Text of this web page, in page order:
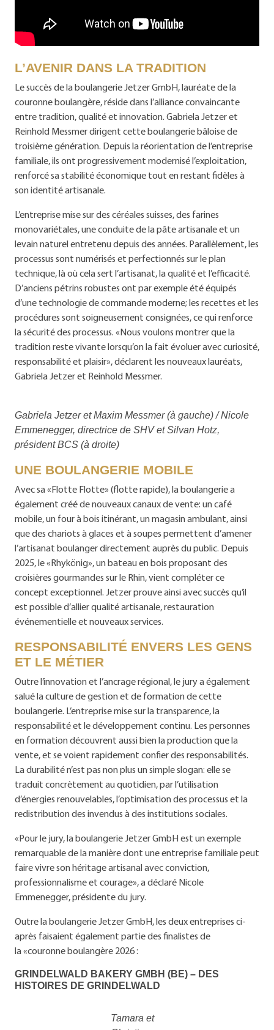
L’AVENIR DANS LA TRADITION
Le succès de la boulangerie Jetzer GmbH, lauréate de la
couronne boulangère, réside dans l’alliance convaincante
entre tradition, qualité et innovation. Gabriela Jetzer et
Reinhold Messmer dirigent cette boulangerie bâloise de
troisième génération. Depuis la réorientation de l’entreprise
familiale, ils ont progressivement modernisé l’exploitation,
renforcé sa stabilité économique tout en restant fidèles à
son identité artisanale.
L’entreprise mise sur des céréales suisses, des farines
monovariétales, une conduite de la pâte artisanale et un
levain naturel entretenu depuis des années. Parallèlement, les
processus sont numérisés et perfectionnés sur le plan
technique, là où cela sert l’artisanat, la qualité et l’efficacité.
D’anciens pétrins robustes ont par exemple été équipés
d’une technologie de commande moderne; les recettes et les
procédures sont soigneusement consignées, ce qui renforce
la sécurité des processus. «Nous voulons montrer que la
tradition reste vivante lorsqu’on la fait évoluer avec curiosité,
responsabilité et plaisir», déclarent les nouveaux lauréats,
Gabriela Jetzer et Reinhold Messmer.
Gabriela Jetzer et Maxim Messmer (à gauche) / Nicole
Emmenegger, directrice de SHV et Silvan Hotz,
président BCS (à droite)
UNE BOULANGERIE MOBILE
Avec sa «Flotte Flotte» (flotte rapide), la boulangerie a
également créé de nouveaux canaux de vente: un café
mobile, un four à bois itinérant, un magasin ambulant, ainsi
que des chariots à glaces et à soupes permettent d’amener
l’artisanat boulanger directement auprès du public. Depuis
2025, le «Rhykönig», un bateau en bois proposant des
croisières gourmandes sur le Rhin, vient compléter ce
concept exceptionnel. Jetzer prouve ainsi avec succès qu’il
est possible d’allier qualité artisanale, restauration
événementielle et nouveaux services.
RESPONSABILITÉ ENVERS LES GENS
ET LE MÉTIER
Outre l’innovation et l’ancrage régional, le jury a également
salué la culture de gestion et de formation de cette
boulangerie. L’entreprise mise sur la transparence, la
responsabilité et le développement continu. Les personnes
en formation découvrent aussi bien la production que la
vente, et se voient rapidement confier des responsabilités.
La durabilité n’est pas non plus un simple slogan: elle se
traduit concrètement au quotidien, par l’utilisation
d’énergies renouvelables, l’optimisation des processus et la
redistribution des invendus à des institutions sociales.
«Pour le jury, la boulangerie Jetzer GmbH est un exemple
remarquable de la manière dont une entreprise familiale peut
faire vivre son héritage artisanal avec conviction,
professionnalisme et courage», a déclaré Nicole
Emmenegger, présidente du jury.
Outre la boulangerie Jetzer GmbH, les deux entreprises ci-
après faisaient également partie des finalistes de
la «couronne boulangère 2026 :
GRINDELWALD BAKERY GMBH (BE) – DES
HISTOIRES DE GRINDELWALD
Tamara et